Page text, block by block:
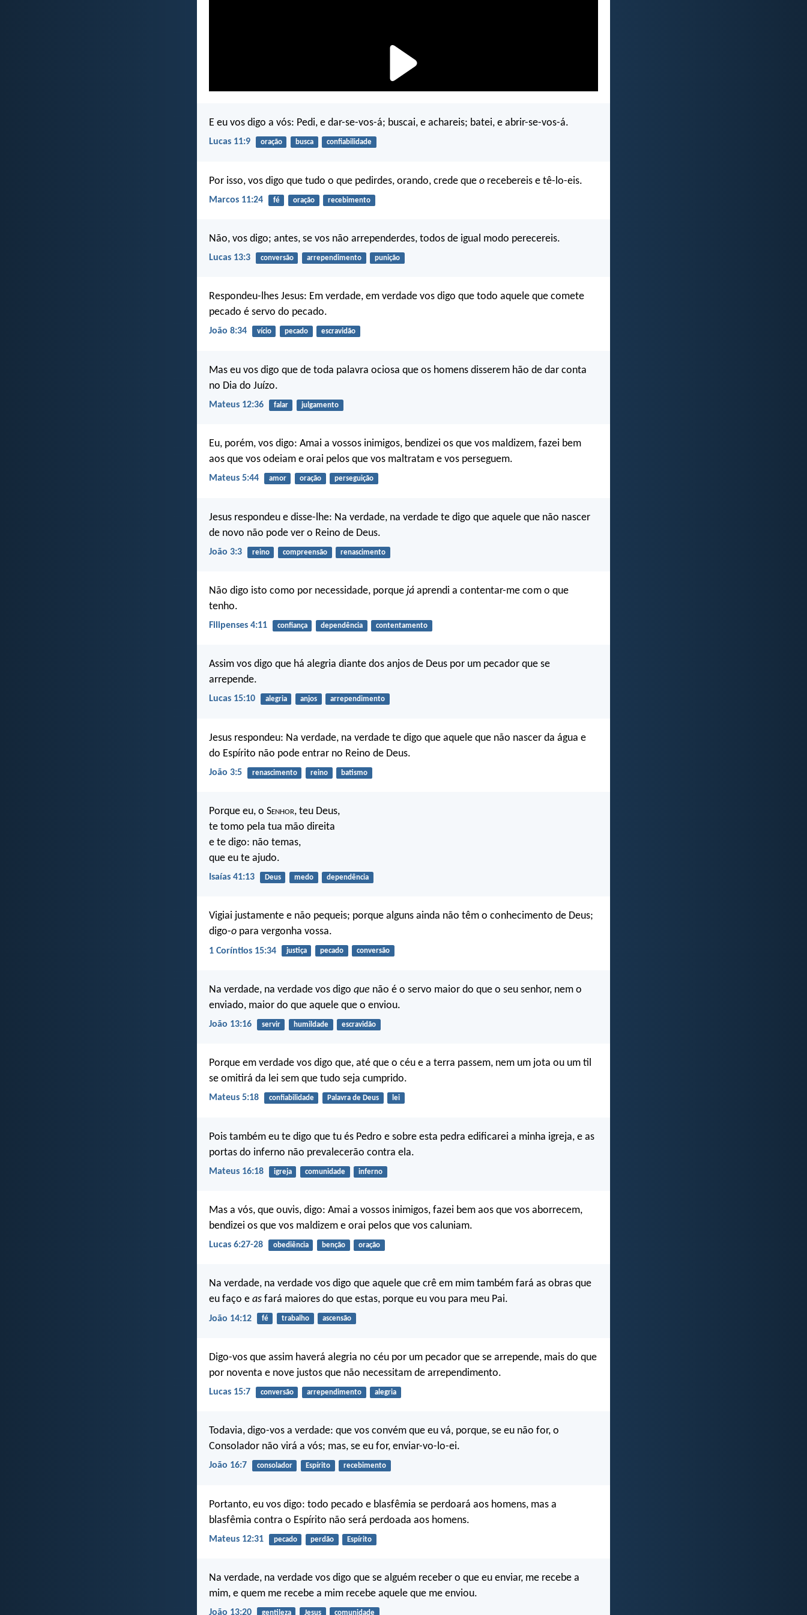
E eu vos digo a vós: Pedi, e dar-se-vos-á; buscai, e achareis; batei, e abrir-se-vos-á.
Lucas 11:9 oração busca confiabilidade
Por isso, vos digo que tudo o que pedirdes, orando, crede que o recebereis e tê-lo-eis.
Marcos 11:24 fé oração recebimento
Não, vos digo; antes, se vos não arrependerdes, todos de igual modo perecereis.
Lucas 13:3 conversão arrependimento punição
Respondeu-lhes Jesus: Em verdade, em verdade vos digo que todo aquele que comete
pecado é servo do pecado.
João 8:34 vício pecado escravidão
Mas eu vos digo que de toda palavra ociosa que os homens disserem hão de dar conta
no Dia do Juízo.
Mateus 12:36 falar julgamento
Eu, porém, vos digo: Amai a vossos inimigos, bendizei os que vos maldizem, fazei bem
aos que vos odeiam e orai pelos que vos maltratam e vos perseguem.
Mateus 5:44 amor oração perseguição
Jesus respondeu e disse-lhe: Na verdade, na verdade te digo que aquele que não nascer
de novo não pode ver o Reino de Deus.
João 3:3 reino compreensão renascimento
Não digo isto como por necessidade, porque já aprendi a contentar-me com o que
tenho.
Filipenses 4:11 confiança dependência contentamento
Assim vos digo que há alegria diante dos anjos de Deus por um pecador que se
arrepende.
Lucas 15:10 alegria anjos arrependimento
Jesus respondeu: Na verdade, na verdade te digo que aquele que não nascer da água e
do Espírito não pode entrar no Reino de Deus.
João 3:5 renascimento reino batismo
Porque eu, o Senhor, teu Deus,
te tomo pela tua mão direita
e te digo: não temas,
que eu te ajudo.
Isaías 41:13 Deus medo dependência
Vigiai justamente e não pequeis; porque alguns ainda não têm o conhecimento de Deus;
digo-o para vergonha vossa.
1 Coríntios 15:34 justiça pecado conversão
Na verdade, na verdade vos digo que não é o servo maior do que o seu senhor, nem o
enviado, maior do que aquele que o enviou.
João 13:16 servir humildade escravidão
Porque em verdade vos digo que, até que o céu e a terra passem, nem um jota ou um til
se omitirá da lei sem que tudo seja cumprido.
Mateus 5:18 confiabilidade Palavra de Deus lei
Pois também eu te digo que tu és Pedro e sobre esta pedra edificarei a minha igreja, e as
portas do inferno não prevalecerão contra ela.
Mateus 16:18 igreja comunidade inferno
Mas a vós, que ouvis, digo: Amai a vossos inimigos, fazei bem aos que vos aborrecem,
bendizei os que vos maldizem e orai pelos que vos caluniam.
Lucas 6:27-28 obediência benção oração
Na verdade, na verdade vos digo que aquele que crê em mim também fará as obras que
eu faço e as fará maiores do que estas, porque eu vou para meu Pai.
João 14:12 fé trabalho ascensão
Digo-vos que assim haverá alegria no céu por um pecador que se arrepende, mais do que
por noventa e nove justos que não necessitam de arrependimento.
Lucas 15:7 conversão arrependimento alegria
Todavia, digo-vos a verdade: que vos convém que eu vá, porque, se eu não for, o
Consolador não virá a vós; mas, se eu for, enviar-vo-lo-ei.
João 16:7 consolador Espírito recebimento
Portanto, eu vos digo: todo pecado e blasfêmia se perdoará aos homens, mas a
blasfêmia contra o Espírito não será perdoada aos homens.
Mateus 12:31 pecado perdão Espírito
Na verdade, na verdade vos digo que se alguém receber o que eu enviar, me recebe a
mim, e quem me recebe a mim recebe aquele que me enviou.
João 13:20 gentileza Jesus comunidade